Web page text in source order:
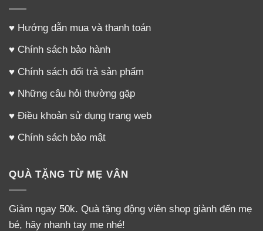
♥ Hướng dẫn mua và thanh toán
♥ Chính sách bảo hành
♥ Chính sách đổi trả sản phẩm
♥ Những câu hỏi thường gặp
♥ Điều khoản sử dụng trang web
♥ Chính sách bảo mật
QUÀ TẶNG TỪ MẸ VÂN
Giảm ngay 50k. Quà tặng động viên shop giành đến mẹ
bé, hãy nhanh tay mẹ nhé!